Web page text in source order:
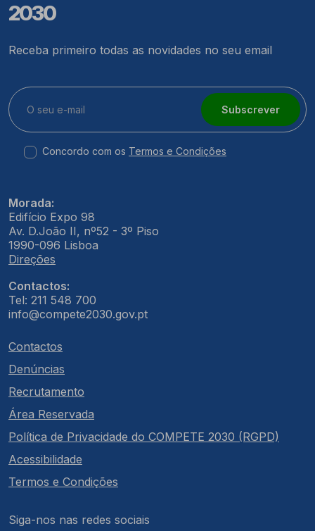
2030
Receba primeiro todas as novidades no seu email
Subscrever
Concordo com os Termos e Condições
Morada:
Edifício Expo 98
Av. D.João II, nº52 - 3º Piso
1990-096 Lisboa
Direções
Contactos:
Tel: 211 548 700
info@compete2030.gov.pt
Contactos
Denúncias
Recrutamento
Área Reservada
Política de Privacidade do COMPETE 2030 (RGPD)
Acessibilidade
Termos e Condições
Siga-nos nas redes sociais